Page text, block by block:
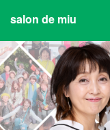
salon de miu